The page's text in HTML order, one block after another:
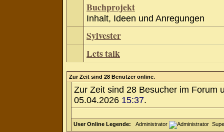
Buchprojekt
Inhalt, Ideen und Anregungen
Sylvester
Lets talk
Zur Zeit sind 28 Benutzer online.
Zur Zeit sind 28 Besucher im Forum
05.04.2026 15:37.
User Online Legende: Administrator